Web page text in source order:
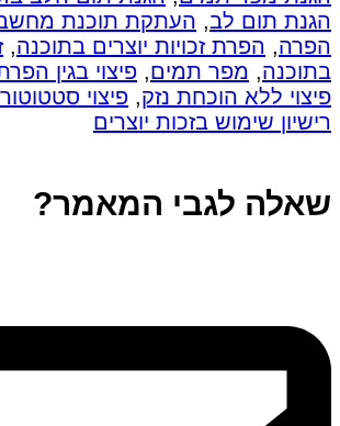
הגנת תום לב, העתקת תוכנת
הפרה, הפרת זכויות יוצרים בתוכנה,
בתוכנה, מפר תמים, פיצוי בגין
פיצוי ללא הוכחת נזק, פיצוי
רישיון שימוש בזכות יוצרים
שאלה לגבי המאמר?